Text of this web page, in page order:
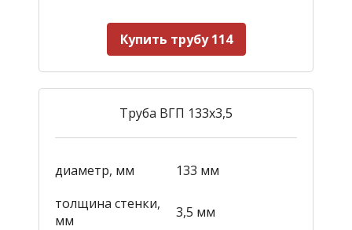
Купить трубу 114
Труба ВГП 133х3,5
диаметр, мм
133 мм
толщина стенки,
мм
3,5 мм